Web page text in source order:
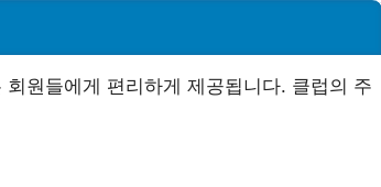
원들에게 편리하게 제공됩니다. 클럽의 주